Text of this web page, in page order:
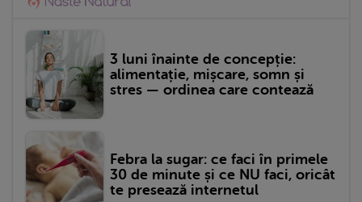
3 luni înainte de concepție:
alimentație, mișcare, somn și
stres — ordinea care contează
Febra la sugar: ce faci în primele
30 de minute și ce NU faci, oricât
te presează internetul